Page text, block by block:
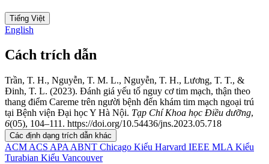
Tiếng Việt
English
Cách trích dẫn
Trần, T. H., Nguyễn, T. M. L., Nguyễn, T. H., Lương, T. T., &
Đinh, T. L. (2023). Đánh giá yếu tố nguy cơ tim mạch, thận theo
thang điểm Careme trên người bệnh đến khám tim mạch ngoại trú
tại Bệnh viện Đại học Y Hà Nội. Tạp Chí Khoa học Điều dưỡng,
6(05), 104–111. https://doi.org/10.54436/jns.2023.05.718
Các định dạng trích dẫn khác
ACM ACS APA ABNT Chicago Kiểu Harvard IEEE MLA Kiểu
Turabian Kiểu Vancouver